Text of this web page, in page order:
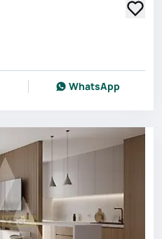
WhatsApp